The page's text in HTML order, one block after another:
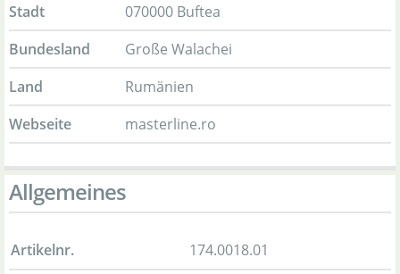
Stadt
070000 Buftea
Bundesland
Große Walachei
Land
Rumänien
Webseite
masterline.ro
Allgemeines
Artikelnr.
174.0018.01